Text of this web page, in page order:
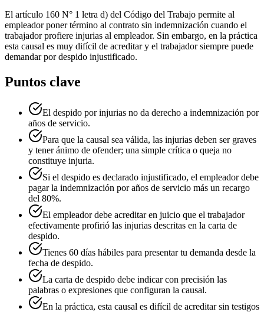
El artículo 160 N° 1 letra d) del Código del Trabajo permite al
empleador poner término al contrato sin indemnización cuando el
trabajador profiere injurias al empleador. Sin embargo, en la práctica
esta causal es muy difícil de acreditar y el trabajador siempre puede
demandar por despido injustificado.
Puntos clave
El despido por injurias no da derecho a indemnización por
años de servicio.
Para que la causal sea válida, las injurias deben ser graves
y tener ánimo de ofender; una simple crítica o queja no
constituye injuria.
Si el despido es declarado injustificado, el empleador debe
pagar la indemnización por años de servicio más un recargo
del 80%.
El empleador debe acreditar en juicio que el trabajador
efectivamente profirió las injurias descritas en la carta de
despido.
Tienes 60 días hábiles para presentar tu demanda desde la
fecha de despido.
La carta de despido debe indicar con precisión las
palabras o expresiones que configuran la causal.
En la práctica, esta causal es difícil de acreditar sin testigos